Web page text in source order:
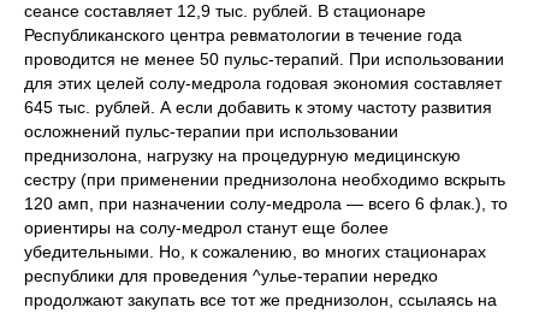
сеансе составляет 12,9 тыс. рублей. В стационаре
Республиканского центра ревматологии в течение года
проводится не менее 50 пульс-терапий. При использовании
для этих целей солу-медрола годовая экономия составляет
645 тыс. рублей. А если добавить к этому частоту развития
осложнений пульс-терапии при использовании
преднизолона, нагрузку на процедурную медицинскую
сестру (при применении преднизолона необходимо вскрыть
120 амп, при назначении солу-медрола — всего 6 флак.), то
ориентиры на солу-медрол станут еще более
убедительными. Но, к сожалению, во многих стационарах
республики для проведения ^улье-терапии нередко
продолжают закупать все тот же преднизолон, ссылаясь на